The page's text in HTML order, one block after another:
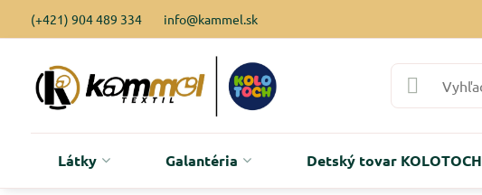
(+421) 904 489 334 info@kammel.sk
Látky Galantéria Detský tovar KOLOTOCH